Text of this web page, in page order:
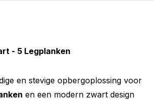
- 5 Legplanken
en stevige opbergoplossing voor
en een modern zwart design